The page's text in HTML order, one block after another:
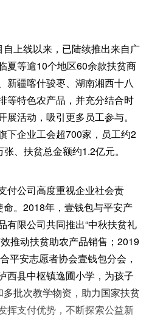
自上线以来，已陆续推出来自广
夏等逾10个地区60余款扶贫商
新疆喀什骏枣、湖南湘西十八
等特色农产品，并充分结合时
活动，吸引更多员工参与。
下企业工会超700家，员工约2
、扶贫总金额约1.2亿元。
付公司高度重视企业社会责
命。2018年，壹钱包与平安产
有限公司共同推出“中秋扶贫礼
推动扶贫助农产品销售；2019
平安志愿者协会壹钱包分会，
西县中枢镇逸圃小学，为孩子
多批次教学物资，助力国家扶贫
挥支付优势，不断探索公益新